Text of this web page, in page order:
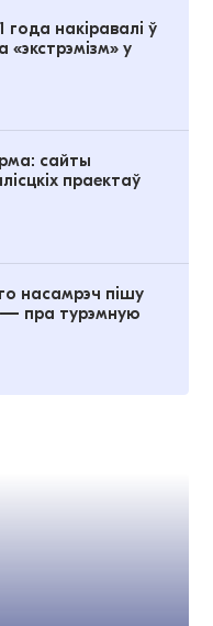
накіравалі ў
у
сайты
праектаў
насамрэч пішу
— пра турэмную